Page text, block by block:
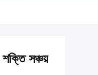
শক্তি সঞ্চয়